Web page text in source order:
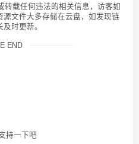
载任何违法的相关信息，访客如
文件大多存储在云盘，如发现链
时更新。
END
持一下吧